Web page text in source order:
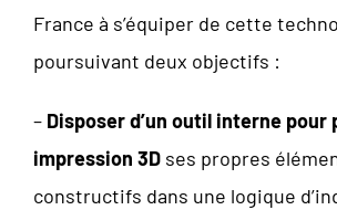
France à s’équiper de cette
poursuivant deux objectifs :
–Disposer d’un outil interne pour
impression 3Dses propres
constructifs dans une logique